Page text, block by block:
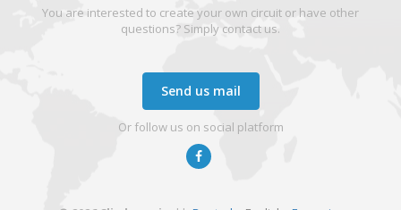
You are interested to create your own circuit or have other
questions? Simply contact us.
Send us mail
Or follow us on social platform